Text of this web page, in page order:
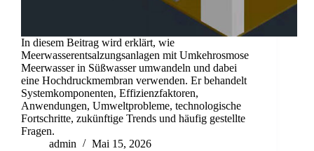
In diesem Beitrag wird erklärt, wie
Meerwasserentsalzungsanlagen mit Umkehrosmose
Meerwasser in Süßwasser umwandeln und dabei
eine Hochdruckmembran verwenden. Er behandelt
Systemkomponenten, Effizienzfaktoren,
Anwendungen, Umweltprobleme, technologische
Fortschritte, zukünftige Trends und häufig gestellte
Fragen.
admin
Mai 15, 2026